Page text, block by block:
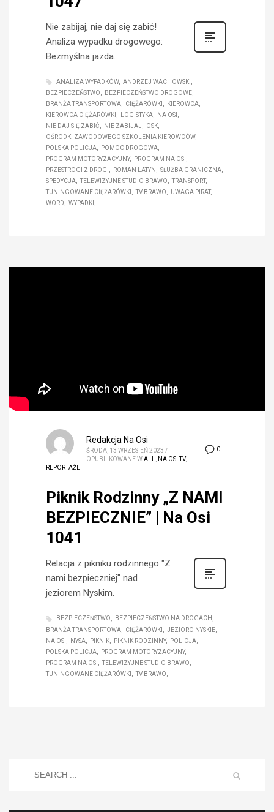
Nie zabijaj, nie daj się zabić!
Analiza wypadku drogowego:
Bezmyślna jazda.
ANALIZA WYPADKÓW
ANDRZEJ WACHOWSKI
BEZPIECZEŃSTWO
BEZPIECZEŃSTWO DROGOWE
BRANŻA TRANSPORTOWA
CIĘŻARÓWKI
KIEROWCA
KIEROWCA CIĘŻARÓWKI
LOGISTYKA
NA OSI
NIE DAJ SIĘ ZABIĆ
NIE ZABIJAJ
OSK
OŚRODKI ZAWODOWEGO SZKOLENIA KIEROWCÓW
POLSKA POLICJA
POMOC DROGOWA
PROGRAM MOTORYZACYJNY
PROGRAM NA OSI
PRZESTROGI Z DROGI
ROMAN LATYN
SŁUŻBA GRANICZNA
SPEDYCJA
TELEWIZYJNE STUDIO BRAWO
TRANSPORT
TUNINGOWANE CIĘŻARÓWKI
TV BRAWO
UWAGA PIRAT
WORD
WYPADKI
0
Redakcja Na Osi
ŚRODA, 13 WRZESIEŃ 2023 /
OPUBLIKOWANE WALL, NA OSI TV,
REPORTAŻE
Piknik Rodzinny „Z NAMI
BEZPIECZNIE” | Na Osi
1041
Relacja z pikniku rodzinnego "Z
nami bezpieczniej" nad
jeziorem Nyskim.
BEZPIECZEŃSTWO
BEZPIECZEŃSTWO NA DROGACH
BRANŻA TRANSPORTOWA
CIĘŻARÓWKI
JEZIORO NYSKIE
NA OSI
NYSA PIKNIK PIKNIK RODZINNY
POLICJA
POLSKA POLICJA
PROGRAM MOTORYZACYJNY
PROGRAM NA OSI
TELEWIZYJNE STUDIO BRAWO
TUNINGOWANE CIĘŻARÓWKI
TV BRAWO